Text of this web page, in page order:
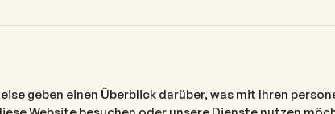
geben einen Überblick darüber, was mit Ihren